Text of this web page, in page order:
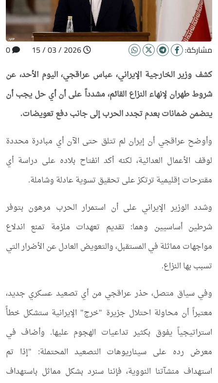
مشاركة:
كشف وزير الخارجية الإيراني، عباس عراقجي، اليوم الأحد، عن
شروط طهران لإنهاء النزاع القائم، مشدداً على أن أي حل يجب أن
يتضمن ضمانات بعدم تجدد الحرب إلى جانب دفع تعويضات.
وأوضح عراقجي أن إيران لم تتلق حتى الآن أي مبادرة محددة
لوقف الأعمال العدائية، لكنه أكد انفتاح بلاده على دراسة أي
مقترحات إقليمية ترتكز على تحقيق تسوية عادلة وشاملة.
وشدد الوزير الإيراني على أن استمرار الحرب مرهون بتوفر
شرطين أساسيين وهما: تقديم تعهدات ملزمة تمنع اندلاع
مواجهات مماثلة في المستقبل، والتعويض العادل عن الأضرار التي
تسبب بها النزاع.
وفي سياق متصل، حذر عراقجي من أي تصعيد عسكري جديد،
معتبراً أن محاولة احتلال جزيرة "خرج" الإيرانية ستشكل خطأً
استراتيجياً يفوق بكثير تداعيات الهجوم عليها. وأضاف في
معرض رده على سيناريوهات التصعيد المحتملة: "إذا تم
استهداف منشآتنا النووية، فإننا سنرد بشكل مماثل باستهداف